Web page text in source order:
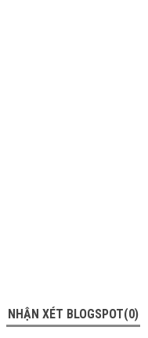
NHẬN XÉT BLOGSPOT(0)